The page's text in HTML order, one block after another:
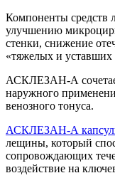
Компоненты
улучшению
стенки, снижение
«тяжелых и уставших
АСКЛЕЗАН-А
наружного
венозного тонуса.
АСКЛЕЗАН-А
лещины, который
сопровождающих
воздействие на